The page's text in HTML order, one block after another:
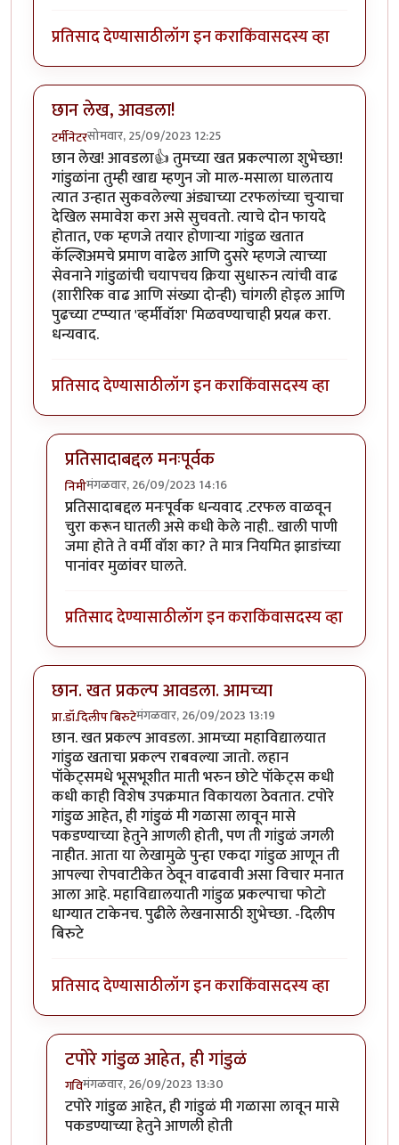
प्रतिसाद देण्यासाठीलॉग इन कराकिंवासदस्य व्हा
छान लेख, आवडला!
टर्मीनेटरसोमवार, 25/09/2023 12:25
छान लेख! आवडला👍 तुमच्या खत प्रकल्पाला शुभेच्छा!
गांडुळांना तुम्ही खाद्य म्हणुन जो माल-मसाला घालताय
त्यात उन्हात सुकवलेल्या अंड्याच्या टरफलांच्या चुऱ्याचा
देखिल समावेश करा असे सुचवतो. त्याचे दोन फायदे
होतात, एक म्हणजे तयार होणाऱ्या गांडुळ खतात
कॅल्शिअमचे प्रमाण वाढेल आणि दुसरे म्हणजे त्याच्या
सेवनाने गांडुळांची चयापचय क्रिया सुधारुन त्यांची वाढ
(शारीरिक वाढ आणि संख्या दोन्ही) चांगली होइल आणि
पुढच्या टप्प्यात 'व्हर्मीवॉश' मिळवण्याचाही प्रयत्न करा.
धन्यवाद.
प्रतिसाद देण्यासाठीलॉग इन कराकिंवासदस्य व्हा
प्रतिसादाबद्दल मनःपूर्वक
निमीमंगळवार, 26/09/2023 14:16
In reply toछान लेख, आवडला!byटर्मीनेटर
प्रतिसादाबद्दल मनःपूर्वक धन्यवाद .टरफल वाळवून
चुरा करून घातली असे कधी केले नाही.. खाली पाणी
जमा होते ते वर्मी वॉश का? ते मात्र नियमित झाडांच्या
पानांवर मुळांवर घालते.
प्रतिसाद देण्यासाठीलॉग इन कराकिंवासदस्य व्हा
छान. खत प्रकल्प आवडला. आमच्या
प्रा.डॉ.दिलीप बिरुटेमंगळवार, 26/09/2023 13:19
छान. खत प्रकल्प आवडला. आमच्या महाविद्यालयात
गांडुळ खताचा प्रकल्प राबवल्या जातो. लहान
पॉकेट्समधे भूसभूशीत माती भरुन छोटे पॉकेट्स कधी
कधी काही विशेष उपक्रमात विकायला ठेवतात. टपोरे
गांडुळ आहेत, ही गांडुळं मी गळासा लावून मासे
पकडण्याच्या हेतुने आणली होती, पण ती गांडुळं जगली
नाहीत. आता या लेखामुळे पुन्हा एकदा गांडुळ आणून ती
आपल्या रोपवाटीकेत ठेवून वाढवावी असा विचार मनात
आला आहे. महाविद्यालयाती गांडुळ प्रकल्पाचा फोटो
धाग्यात टाकेनच. पुढीले लेखनासाठी शुभेच्छा. -दिलीप
बिरुटे
प्रतिसाद देण्यासाठीलॉग इन कराकिंवासदस्य व्हा
टपोरे गांडुळ आहेत, ही गांडुळं
गविमंगळवार, 26/09/2023 13:30
In reply toछान. खत प्रकल्प आवडला. आमच्याby
टपोरे गांडुळ आहेत, ही गांडुळं मी गळासा लावून मासे
पकडण्याच्या हेतुने आणली होती